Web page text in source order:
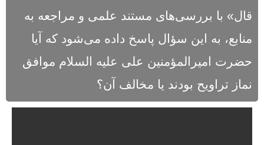
قال» با بررسی‌های مستند علمی و مراجعه به
منابع، به این سؤال پاسخ داده می‌شود که آیا
حضرت امیرالمؤمنین علی علیه السلام موافق
نماز تراویح بودند یا مخالف آن؟